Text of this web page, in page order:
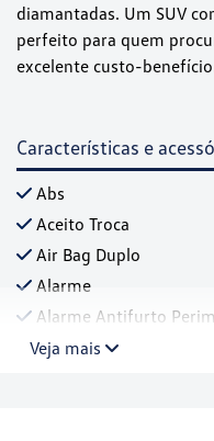
diamantadas. Um SUV
perfeito para quem
excelente custo-
Características e
Abs
Aceito Troca
Air Bag Duplo
Alarme
Alarme Antifurto
Veja mais